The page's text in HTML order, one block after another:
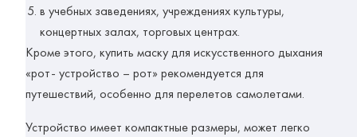
в учебных заведениях, учреждениях культуры,
концертных залах, торговых центрах.
Кроме этого, купить маску для искусственного дыхания
«рот- устройство – рот» рекомендуется для
путешествий, особенно для перелетов самолетами.
Устройство имеет компактные размеры, может легко